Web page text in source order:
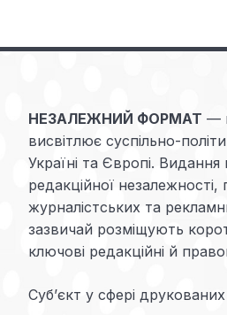
НЕЗАЛЕЖНИЙ ФОРМАТ —
висвітлює суспільно-
Україні та Європі.
редакційної незалежності,
журналістських та
зазвичай розміщують
ключові редакційні й
Cуб’єкт у сфері